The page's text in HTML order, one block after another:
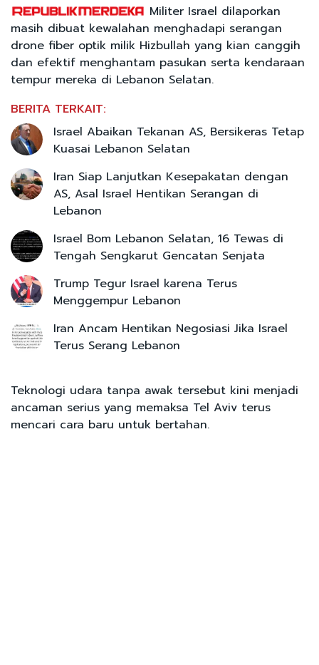
Militer Israel dilaporkan
masih dibuat kewalahan menghadapi serangan
drone fiber optik milik Hizbullah yang kian canggih
dan efektif menghantam pasukan serta kendaraan
tempur mereka di Lebanon Selatan.
BERITA TERKAIT:
Israel Abaikan Tekanan AS, Bersikeras Tetap
Kuasai Lebanon Selatan
Iran Siap Lanjutkan Kesepakatan dengan
AS, Asal Israel Hentikan Serangan di
Lebanon
Israel Bom Lebanon Selatan, 16 Tewas di
Tengah Sengkarut Gencatan Senjata
Trump Tegur Israel karena Terus
Menggempur Lebanon
Iran Ancam Hentikan Negosiasi Jika Israel
Terus Serang Lebanon
Teknologi udara tanpa awak tersebut kini menjadi
ancaman serius yang memaksa Tel Aviv terus
mencari cara baru untuk bertahan.